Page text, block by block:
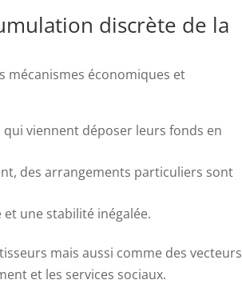
discrète de la
mécanismes économiques et
viennent déposer leurs fonds en
des arrangements particuliers sont
et une stabilité inégalée.
mais aussi comme des vecteurs
et les services sociaux.